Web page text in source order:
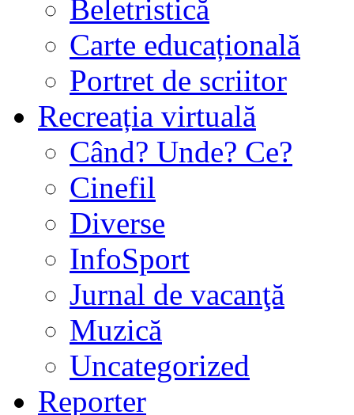
Beletristică
Carte educațională
Portret de scriitor
Recreația virtuală
Când? Unde? Ce?
Cinefil
Diverse
InfoSport
Jurnal de vacanţă
Muzică
Uncategorized
Reporter